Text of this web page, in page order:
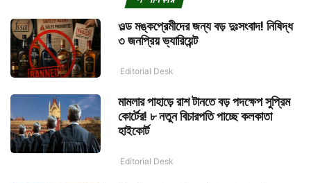
ওল্ড মঙ্কপ্রেমীদের জন্য বড় দুঃসংবাদ! নিষিদ্ধ
৩ জনপ্রিয় ভ্যারিয়েন্ট
Editorial Desk
মামলার পাহাড়ে রাশ টানতে বড় পদক্ষেপ সুপ্রিম
কোর্টের! ৮ নতুন বিচারপতি পাচ্ছে কলকাতা
হাইকোর্ট
Editorial Desk